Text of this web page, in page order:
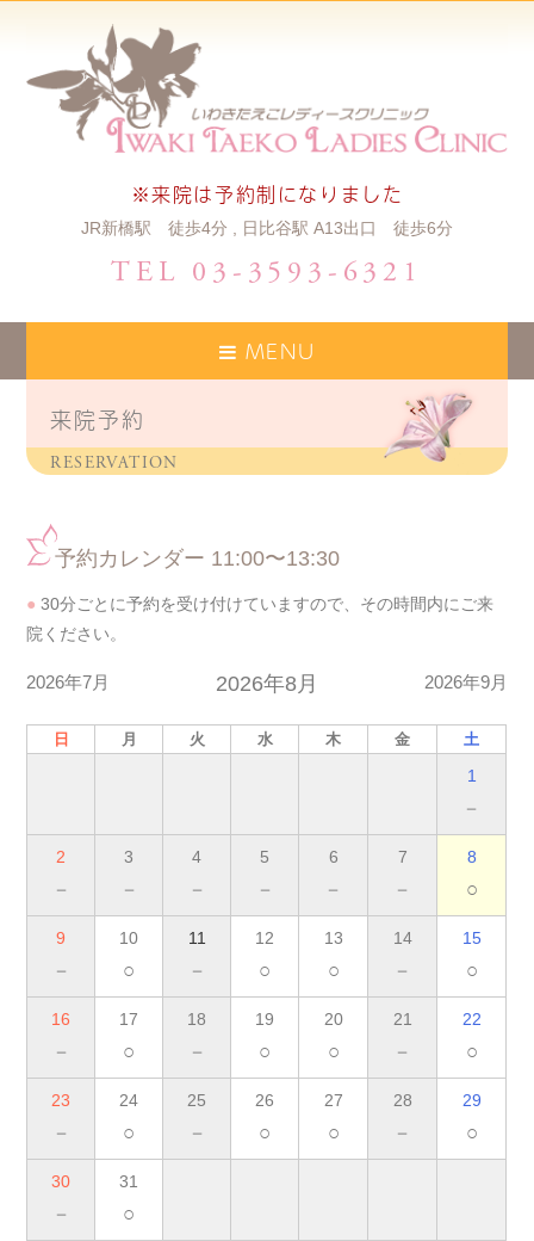
※来院は予約制になりました
JR新橋駅 徒歩4分 , 日比谷駅 A13出口 徒歩6分
TEL 03-3593-6321
MENU
来院予約
RESERVATION
予約カレンダー 11:00〜13:30
● 30分ごとに予約を受け付けていますので、その時間内にご来
院ください。
2026年8月
日 月 火 水 木 金 土
1
－
2
－
3
－
4
－
5
－
6
－
7
－
8
○
9
－
10
○
11
－
12
○
13
○
14
－
15
○
16
－
17
○
18
－
19
○
20
○
21
－
22
○
23
－
24
○
25
－
26
○
27
○
28
－
29
○
30
－
31
○
2026年7月 2026年9月